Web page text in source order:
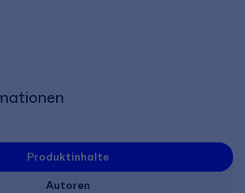
Produktinhalte
Autoren